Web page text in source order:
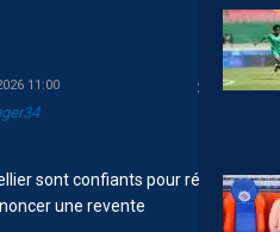
11:00
sont confiants pour régler
une revente